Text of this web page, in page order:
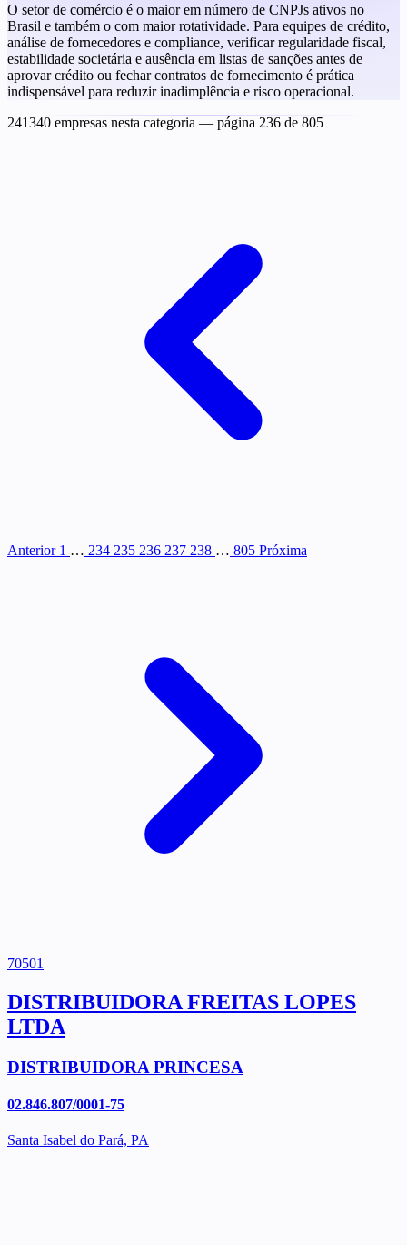
O setor de comércio é o maior em número de CNPJs ativos no
Brasil e também o com maior rotatividade. Para equipes de crédito,
análise de fornecedores e compliance, verificar regularidade fiscal,
estabilidade societária e ausência em listas de sanções antes de
aprovar crédito ou fechar contratos de fornecimento é prática
indispensável para reduzir inadimplência e risco operacional.
241340 empresas nesta categoria — página 236 de 805
Anterior 1 … 234 235 236 237 238 … 805 Próxima
70501
DISTRIBUIDORA FREITAS LOPES
LTDA
DISTRIBUIDORA PRINCESA
02.846.807/0001-75
Santa Isabel do Pará, PA